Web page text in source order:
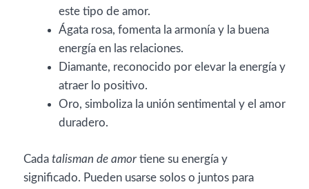
este tipo de amor.
Ágata rosa, fomenta la armonía y la buena
energía en las relaciones.
Diamante, reconocido por elevar la energía y
atraer lo positivo.
Oro, simboliza la unión sentimental y el amor
duradero.
Cada talisman de amor tiene su energía y
significado. Pueden usarse solos o juntos para